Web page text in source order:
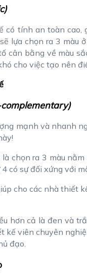
tính an toàn cao,
lựa chọn ra 3
cân bằng về màu
cho việc tạo nên
mạnh và nhanh
chọn ra 3 màu
có sự đối xứng với
cho các nhà thiết
hơn cả là đen và
kế viên chuyên
đạo.